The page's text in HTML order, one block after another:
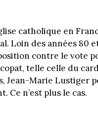
catholique en
Loin des années 80
contre le vote
telle celle du
Jean-Marie Lustiger
Ce n’est plus le cas.